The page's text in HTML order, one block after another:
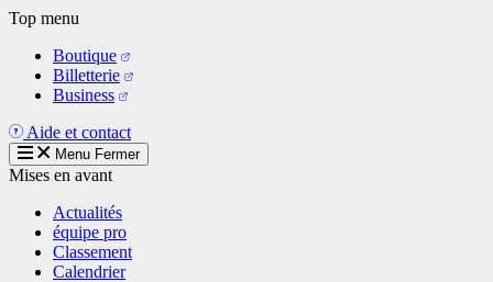
Aller
contenu
principal
Top menu
Boutique
Billetterie
Business
Aide et contact
Menu Fermer
Mises en avant
Actualités
équipe pro
Classement
Calendrier